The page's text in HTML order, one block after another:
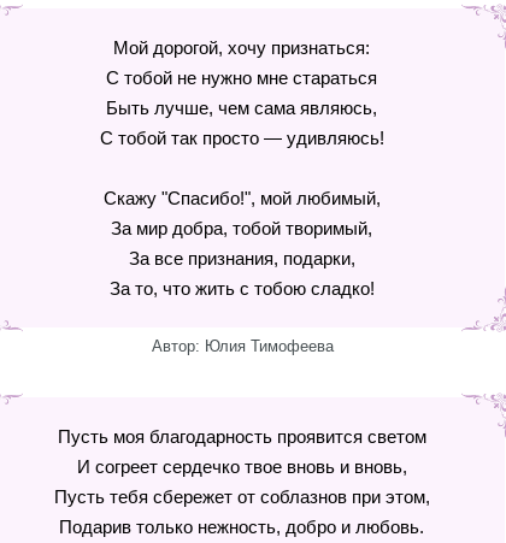
Мой дорогой, хочу признаться:
С тобой не нужно мне стараться
Быть лучше, чем сама являюсь,
С тобой так просто — удивляюсь!
Скажу "Спасибо!", мой любимый,
За мир добра, тобой творимый,
За все признания, подарки,
За то, что жить с тобою сладко!
Автор: Юлия Тимофеева
Пусть моя благодарность проявится светом
И согреет сердечко твое вновь и вновь,
Пусть тебя сбережет от соблазнов при этом,
Подарив только нежность, добро и любовь.